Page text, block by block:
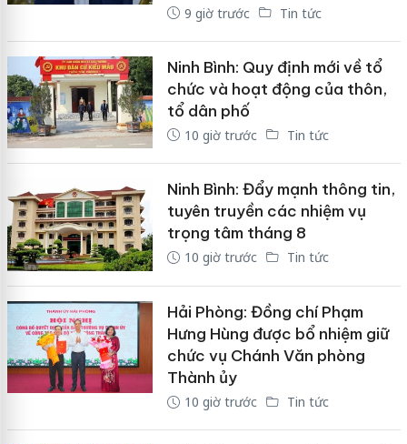
9 giờ trước Tin tức
Ninh Bình: Quy định mới về tổ
chức và hoạt động của thôn,
tổ dân phố
10 giờ trước Tin tức
Ninh Bình: Đẩy mạnh thông tin,
tuyên truyền các nhiệm vụ
trọng tâm tháng 8
10 giờ trước Tin tức
Hải Phòng: Đồng chí Phạm
Hưng Hùng được bổ nhiệm giữ
chức vụ Chánh Văn phòng
Thành ủy
10 giờ trước Tin tức